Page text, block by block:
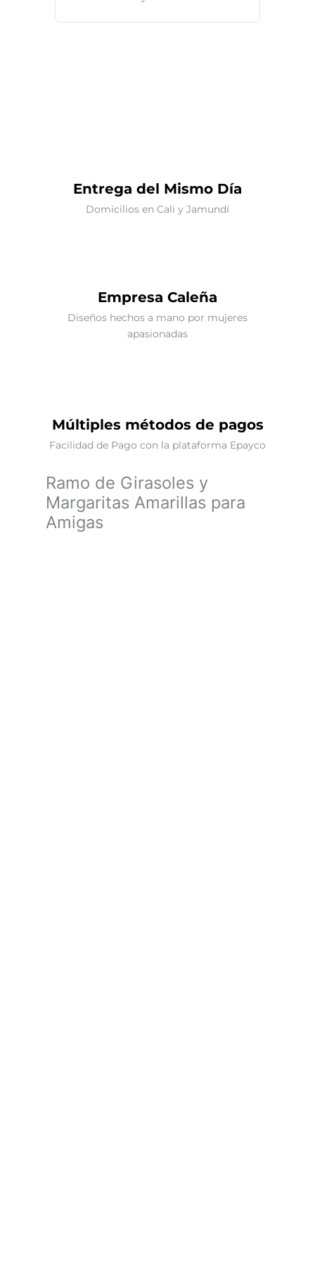
Entrega del Mismo Día
Domicilios en Cali y Jamundí
Empresa Caleña
Diseños hechos a mano por mujeres
apasionadas
Múltiples métodos de pagos
Facilidad de Pago con la plataforma Epayco
Ramo de Girasoles y
Margaritas Amarillas para
Amigas